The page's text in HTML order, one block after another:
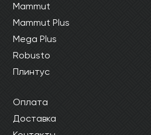
Mammut
Mammut Plus
Mega Plus
Robusto
Плинтус
Оплата
Доставка